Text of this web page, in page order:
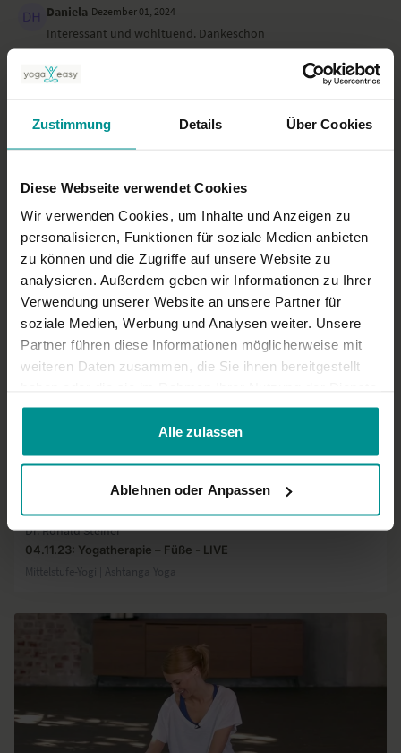
Zustimmung Details Über Cookies
Diese Webseite verwendet Cookies
Wir verwenden Cookies, um Inhalte und Anzeigen zu
personalisieren, Funktionen für soziale Medien anbieten
zu können und die Zugriffe auf unsere Website zu
analysieren. Außerdem geben wir Informationen zu Ihrer
Verwendung unserer Website an unsere Partner für
soziale Medien, Werbung und Analysen weiter. Unsere
Partner führen diese Informationen möglicherweise mit
weiteren Daten zusammen, die Sie ihnen bereitgestellt
gesammelt haben.
Alle zulassen
Ablehnen oder Anpassen
Daniela Dezember 01, 2024
Interessant und wohltuend. Dankeschön
Einfach - SPITZE !!!
0
Ähnliche Videos
Dr. Ronald Steiner
04.11.23: Yogatherapie – Füße - LIVE
Mittelstufe-Yogi | Ashtanga Yoga